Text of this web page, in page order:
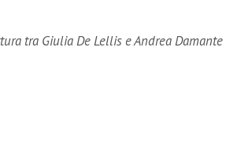
tra Giulia De Lellis e Andrea